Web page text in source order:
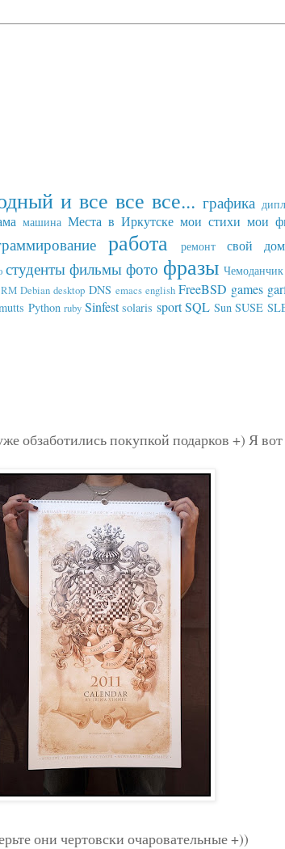
и все все все... графика
машина Места в Иркутске мои стихи мои
работа ремонт свой дом
студенты фильмы фото фразы
Debian desktop DNS emacs english FreeBSD games
Python ruby Sinfest solaris sport SQL Sun SUSE
обзаботились покупкой подарков +) Я вот
они чертовски очаровательные +))